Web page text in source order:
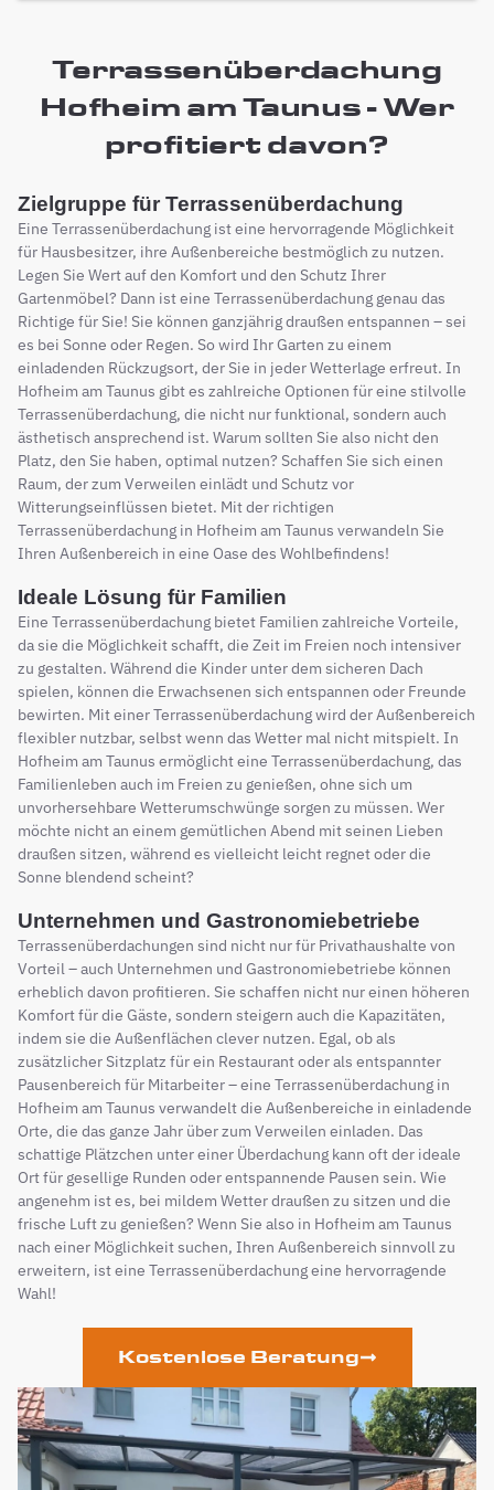
Terrassenüberdachung
Hofheim am Taunus - Wer
profitiert davon?
Zielgruppe für Terrassenüberdachung
Eine Terrassenüberdachung ist eine hervorragende Möglichkeit
für Hausbesitzer, ihre Außenbereiche bestmöglich zu nutzen.
Legen Sie Wert auf den Komfort und den Schutz Ihrer
Gartenmöbel? Dann ist eine Terrassenüberdachung genau das
Richtige für Sie! Sie können ganzjährig draußen entspannen – sei
es bei Sonne oder Regen. So wird Ihr Garten zu einem
einladenden Rückzugsort, der Sie in jeder Wetterlage erfreut. In
Hofheim am Taunus gibt es zahlreiche Optionen für eine stilvolle
Terrassenüberdachung, die nicht nur funktional, sondern auch
ästhetisch ansprechend ist. Warum sollten Sie also nicht den
Platz, den Sie haben, optimal nutzen? Schaffen Sie sich einen
Raum, der zum Verweilen einlädt und Schutz vor
Witterungseinflüssen bietet. Mit der richtigen
Terrassenüberdachung in Hofheim am Taunus verwandeln Sie
Ihren Außenbereich in eine Oase des Wohlbefindens!
Ideale Lösung für Familien
Eine Terrassenüberdachung bietet Familien zahlreiche Vorteile,
da sie die Möglichkeit schafft, die Zeit im Freien noch intensiver
zu gestalten. Während die Kinder unter dem sicheren Dach
spielen, können die Erwachsenen sich entspannen oder Freunde
bewirten. Mit einer Terrassenüberdachung wird der Außenbereich
flexibler nutzbar, selbst wenn das Wetter mal nicht mitspielt. In
Hofheim am Taunus ermöglicht eine Terrassenüberdachung, das
Familienleben auch im Freien zu genießen, ohne sich um
unvorhersehbare Wetterumschwünge sorgen zu müssen. Wer
möchte nicht an einem gemütlichen Abend mit seinen Lieben
draußen sitzen, während es vielleicht leicht regnet oder die
Sonne blendend scheint?
Unternehmen und Gastronomiebetriebe
Terrassenüberdachungen sind nicht nur für Privathaushalte von
Vorteil – auch Unternehmen und Gastronomiebetriebe können
erheblich davon profitieren. Sie schaffen nicht nur einen höheren
Komfort für die Gäste, sondern steigern auch die Kapazitäten,
indem sie die Außenflächen clever nutzen. Egal, ob als
zusätzlicher Sitzplatz für ein Restaurant oder als entspannter
Pausenbereich für Mitarbeiter – eine Terrassenüberdachung in
Hofheim am Taunus verwandelt die Außenbereiche in einladende
Orte, die das ganze Jahr über zum Verweilen einladen. Das
schattige Plätzchen unter einer Überdachung kann oft der ideale
Ort für gesellige Runden oder entspannende Pausen sein. Wie
angenehm ist es, bei mildem Wetter draußen zu sitzen und die
frische Luft zu genießen? Wenn Sie also in Hofheim am Taunus
nach einer Möglichkeit suchen, Ihren Außenbereich sinnvoll zu
erweitern, ist eine Terrassenüberdachung eine hervorragende
Wahl!
Kostenlose Beratung